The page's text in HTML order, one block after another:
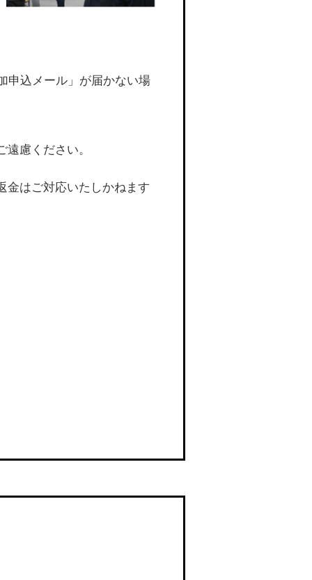
申込メール」が届かない場
慮ください。
金はご対応いたしかねます